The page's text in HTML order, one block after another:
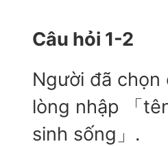
Câu hỏi 1-2
Người đã chọn
lòng nhập 「
sinh sống」.